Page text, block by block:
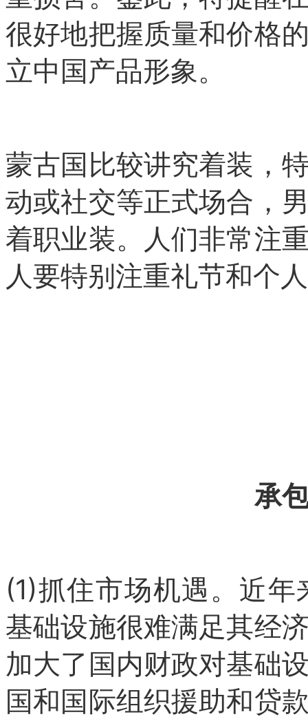
很好地把握质量和价格
立中国产品形象。
蒙古国比较讲究着装，
动或社交等正式场合，
着职业装。人们非常注
人要特别注重礼节和个
承
(1)抓住市场机遇。近
基础设施很难满足其经
加大了国内财政对基础
国和国际组织援助和贷